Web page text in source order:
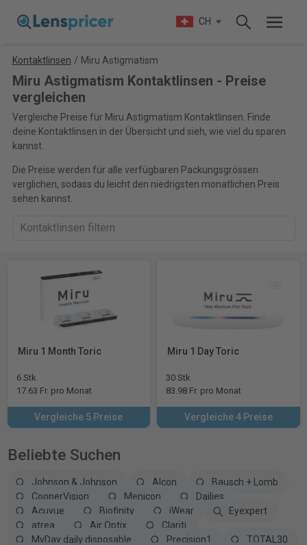
CH
Kontaktlinsen / Miru Astigmatism
Miru Astigmatism Kontaktlinsen - Preise
vergleichen
Vergleiche Preise für Miru Astigmatism Kontaktlinsen. Finde
deine Kontaktlinsen in der Übersicht und sieh, wie viel du sparen
kannst.
Die Preise werden für alle verfügbaren Packungsgrössen
verglichen, sodass du leicht den niedrigsten monatlichen Preis
sehen kannst.
Miru 1 Month Toric
6 Stk
17.63 Fr. pro Monat
Vergleiche 5 Preise
Miru 1 Day Toric
30 Stk
83.98 Fr. pro Monat
Vergleiche 4 Preise
Beliebte Suchen
Johnson & Johnson Alcon
Bausch + Lomb
CooperVision
Menicon
Dailies
Acuvue
Biofinity iWear
Eyexpert
atrea
Air Optix
Clariti
MyDay daily disposable
Precision1
TOTAL30